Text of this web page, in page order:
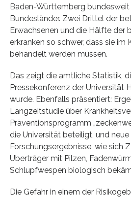
Baden-Württemberg bundesweit
Bundesländer. Zwei Drittel der
Erwachsenen und die Hälfte der
erkranken so schwer, dass sie im
behandelt werden müssen.
Das zeigt die amtliche Statistik,
Pressekonferenz der Universität
wurde. Ebenfalls präsentiert:
Langzeitstudie über
Präventionsprogramm
die Universität beteiligt, und neue
Forschungsergebnisse, wie sich
Überträger mit Pilzen,
Schlupfwespen biologisch
Die Gefahr in einem der